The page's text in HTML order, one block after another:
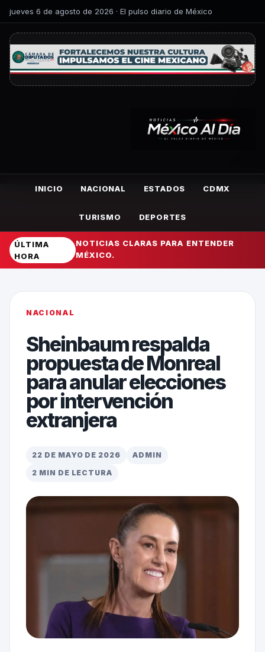
jueves 6 de agosto de 2026 · El pulso diario de México
INICIO NACIONAL ESTADOS CDMX
TURISMO DEPORTES
ÚLTIMA
HORA
NOTICIAS CLARAS PARA ENTENDER
MÉXICO.
NACIONAL
Sheinbaum respalda
propuesta de Monreal
para anular elecciones
por intervención
extranjera
22 DE MAYO DE 2026
ADMIN
2 MIN DE LECTURA